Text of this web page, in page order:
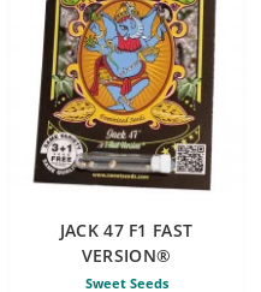
JACK 47 F1 FAST
VERSION®
Sweet Seeds